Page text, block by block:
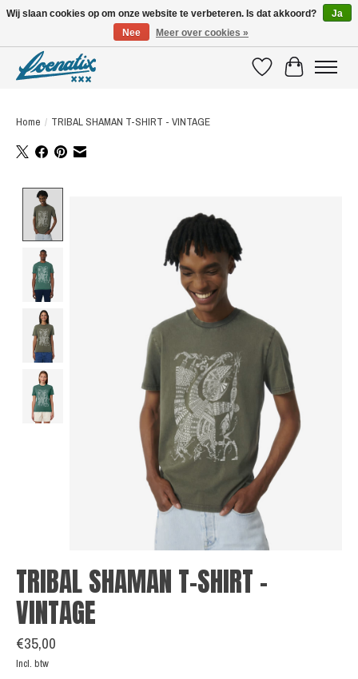
VerlanglijstWinkelwagen
Home / TRIBAL SHAMAN T-SHIRT - VINTAGE
TRIBAL SHAMAN T-SHIRT -
VINTAGE
€35,00
Incl. btw
Wij slaan cookies op om onze website te verbeteren. Is dat akkoord?
Ja
Nee
Meer over cookies »